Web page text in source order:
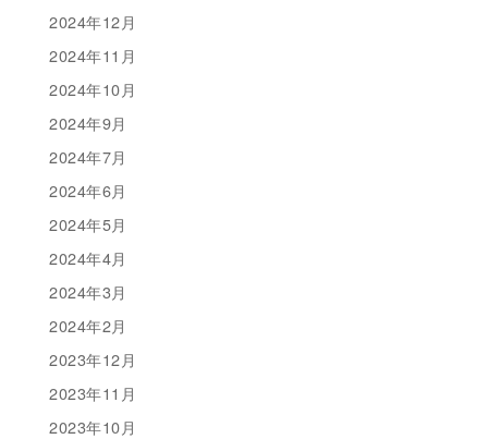
2024年12月
2024年11月
2024年10月
2024年9月
2024年7月
2024年6月
2024年5月
2024年4月
2024年3月
2024年2月
2023年12月
2023年11月
2023年10月